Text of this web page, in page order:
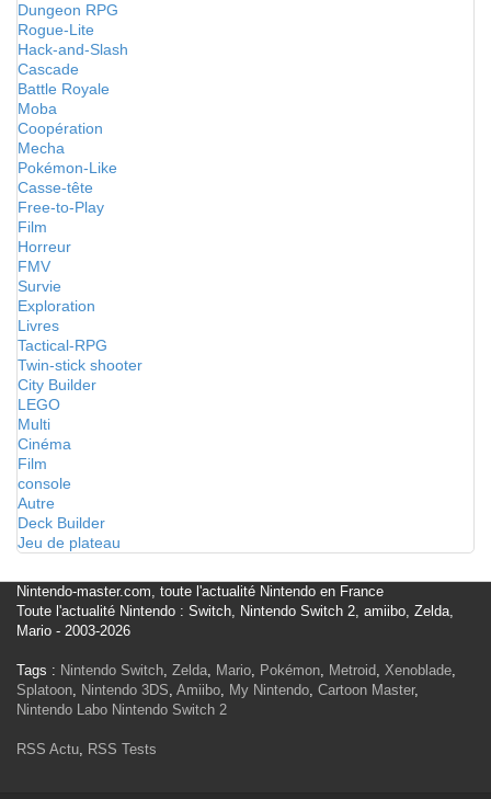
Dungeon RPG
Rogue-Lite
Hack-and-Slash
Cascade
Battle Royale
Moba
Coopération
Mecha
Pokémon-Like
Casse-tête
Free-to-Play
Film
Horreur
FMV
Survie
Exploration
Livres
Tactical-RPG
Twin-stick shooter
City Builder
LEGO
Multi
Cinéma
Film
console
Autre
Deck Builder
Jeu de plateau
Nintendo-master.com, toute l'actualité Nintendo en France
Toute l'actualité Nintendo : Switch, Nintendo Switch 2, amiibo, Zelda,
Mario - 2003-2026
Tags : Nintendo Switch, Zelda, Mario, Pokémon, Metroid, Xenoblade,
Splatoon, Nintendo 3DS, Amiibo, My Nintendo, Cartoon Master,
Nintendo Labo Nintendo Switch 2
RSS Actu, RSS Tests